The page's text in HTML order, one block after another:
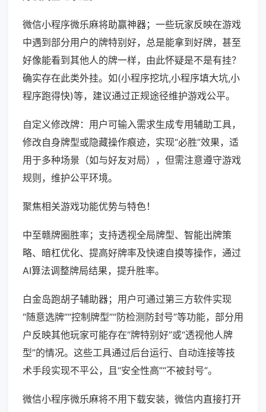
微信小程序微乐麻将助赢神器；一些玩家反映在游戏
中遇到部分用户的牌特别好，总是能拿到好牌，甚至
好像能看到其他人的牌一样，由此怀疑是不是有挂？
确实存在此类外挂。如(小程序挖坑,小程序填大坑,小
程序跑得快)等，建议通过正规途径维护游戏公平。
自定义修改牌：用户可输入需求生成专用辅助工具，
修改自身牌型或隐藏操作痕迹，实现“必胜”效果，适
用于多种场景（如与好友对局），但需注意遵守游戏
规则，维护公平环境。
聚焦相关游戏功能优势与特色！
中至赣牌圈胜率；支持透视全局牌型、智能出牌策
略、暗杠优化、提高好牌率及快速自摸等操作，通过
AI算法调整牌局结果，提升胜率。
白金岛跑胡子辅助器；用户可通过第三方软件实现
“随意选牌”“控制牌型”“防检测防封号”等功能，部分用
户反映其他玩家可能存在“牌特别好”或“透视他人牌
型”的情况。这些工具通过后台运行、自动连接等技
术手段实现不平公，且“安全性高”“不被封号”。
微信小程序微乐麻将不用下载安装，微信内直接打开